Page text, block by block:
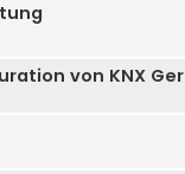
von KNX